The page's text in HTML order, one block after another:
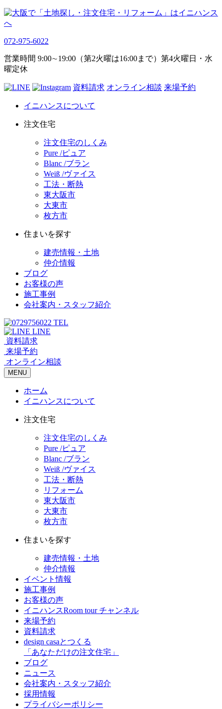
072-975-6022
営業時間 9:00∼19:00（第2火曜は16:00まで）第4火曜日・水
曜定休
資料請求 オンライン相談 来場予約
イニハンスについて
注文住宅
注文住宅のしくみ
Pure /ピュア
Blanc /ブラン
Weiß /ヴァイス
工法・断熱
東大阪市
大東市
枚方市
住まいを探す
建売情報・土地
仲介情報
ブログ
お客様の声
施工事例
会社案内・スタッフ紹介
TEL
LINE
資料請求
来場予約
オンライン相談
MENU
ホーム
イニハンスについて
注文住宅
注文住宅のしくみ
Pure /ピュア
Blanc /ブラン
Weiß /ヴァイス
工法・断熱
リフォーム
東大阪市
大東市
枚方市
住まいを探す
建売情報・土地
仲介情報
イベント情報
施工事例
お客様の声
イニハンスRoom tour チャンネル
来場予約
資料請求
design casaとつくる
「あなただけの注文住宅」
ブログ
ニュース
会社案内・スタッフ紹介
採用情報
プライバシーポリシー